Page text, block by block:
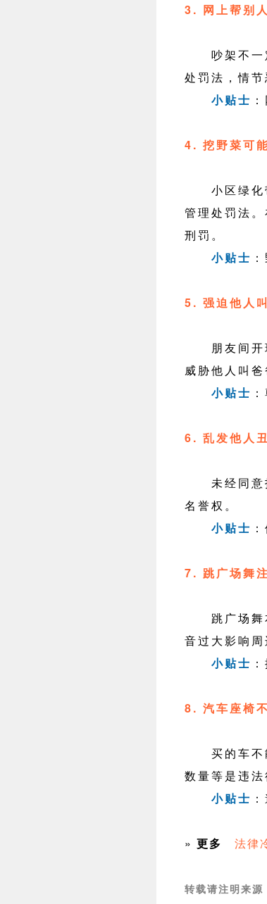
3. 网上帮别
吵架不一
处罚法，情节
小贴士
4. 挖野菜可
小区绿化
管理处罚法
刑罚。
小贴士
5. 强迫他人
朋友间开
威胁他人叫爸
小贴士
6. 乱发他人
未经同意
名誉权。
小贴士
7. 跳广场舞
跳广场舞
音过大影响周
小贴士
8. 汽车座椅
买的车不
数量等是违
小贴士
» 更多 法律
转载请注明来源